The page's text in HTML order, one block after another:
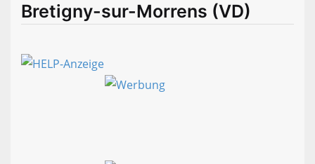
Bretigny-sur-Morrens (VD)